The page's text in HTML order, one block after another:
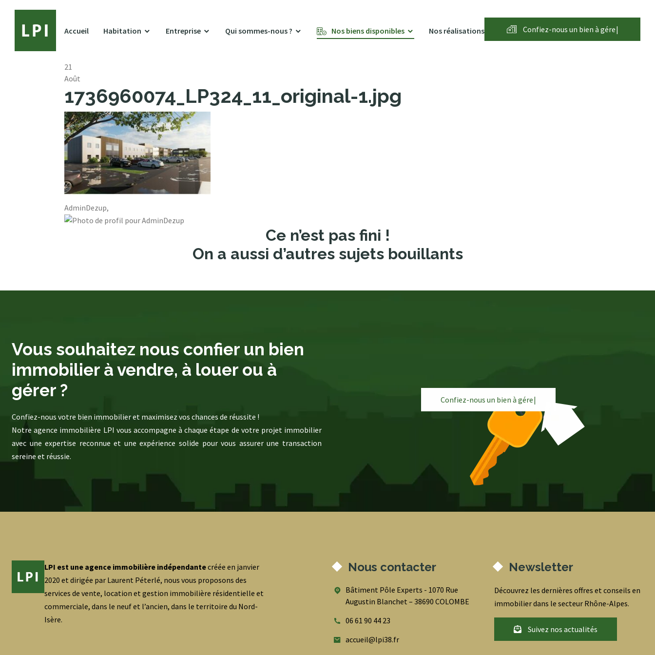
Accueil Habitation Entreprise Qui sommes-nous ? Nos biens disponibles Nos réalisations Confiez-nous un bien à gérer|
21
Août
1736960074_LP324_11_original-1.jpg
AdminDezup,
Ce n’est pas fini !
On a aussi d’autres sujets bouillants
Vous souhaitez nous confier un bien
immobilier à vendre, à louer ou à
gérer ?
Confiez-nous votre bien immobilier et maximisez vos chances de réussite !
Notre agence immobilière LPI vous accompagne à chaque étape de votre projet immobilier
avec une expertise reconnue et une expérience solide pour vous assurer une transaction
sereine et réussie.
Confiez-nous un bien à gérer
LPI est une agence immobilière indépendantecréée en janvier
2020 et dirigée par Laurent Péterlé, nous vous proposons des
services de vente, location et gestion immobilière résidentielle et
commerciale, dans le neuf et l’ancien, dans le territoire du Nord-
Isère.
Nous contacter
Bâtiment Pôle Experts - 1070 Rue
Augustin Blanchet – 38690 COLOMBE
06 61 90 44 23
accueil@lpi38.fr
Newsletter
Découvrez les dernières offres et conseils en
immobilier dans le secteur Rhône-Alpes.
Suivez nos actualités